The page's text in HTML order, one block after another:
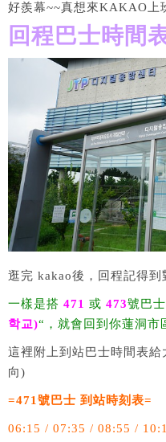
好羨幕~~真想來KAKAO上
回程巴士時間
逛完 kakao後，回程記得到
一樣是搭 471 或 473號巴
학교)“，就會回到你蓮洞市
這裡附上到站巴士時間表
向)
=471號巴士 到站時刻表=
06:15 / 07:35 / 08:55 /